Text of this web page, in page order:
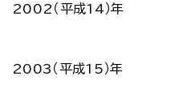
2002（平成14）年
2003（平成15）年